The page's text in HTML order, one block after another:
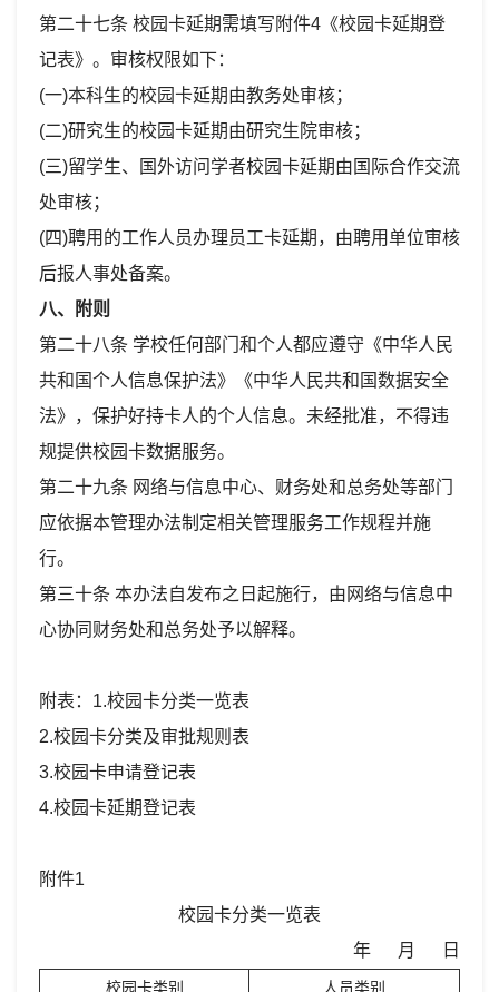
第二十七条 校园卡延期需填写附件4《校园卡延期登
记表》。审核权限如下：
(一)本科生的校园卡延期由教务处审核；
(二)研究生的校园卡延期由研究生院审核；
(三)留学生、国外访问学者校园卡延期由国际合作交流
处审核；
(四)聘用的工作人员办理员工卡延期，由聘用单位审核
后报人事处备案。
八、附则
第二十八条 学校任何部门和个人都应遵守《中华人民
共和国个人信息保护法》《中华人民共和国数据安全
法》，保护好持卡人的个人信息。未经批准，不得违
规提供校园卡数据服务。
第二十九条 网络与信息中心、财务处和总务处等部门
应依据本管理办法制定相关管理服务工作规程并施
行。
第三十条 本办法自发布之日起施行，由网络与信息中
心协同财务处和总务处予以解释。
附表：1.校园卡分类一览表
2.校园卡分类及审批规则表
3.校园卡申请登记表
4.校园卡延期登记表
附件1
校园卡分类一览表
年 月 日
校园卡类别 人员类别